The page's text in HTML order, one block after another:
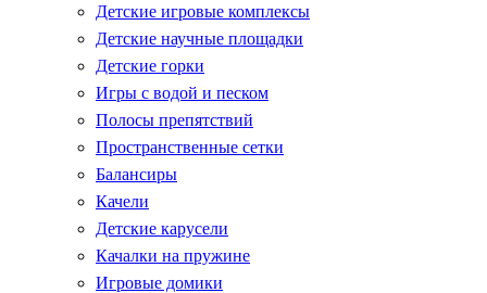
Детские игровые комплексы
Детские научные площадки
Детские горки
Игры с водой и песком
Полосы препятствий
Пространственные сетки
Балансиры
Качели
Детские карусели
Качалки на пружине
Игровые домики